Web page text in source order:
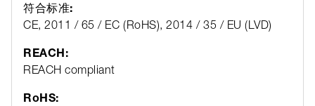
符合标准:
CE, 2011 / 65 / EC (RoHS), 2014 / 35 / EU (LVD)
REACH:
REACH compliant
RoHS: